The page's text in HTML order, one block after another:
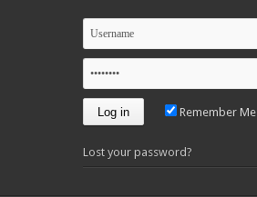
Remember Me
Lost your password?